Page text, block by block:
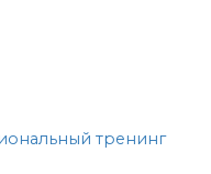
тренинг